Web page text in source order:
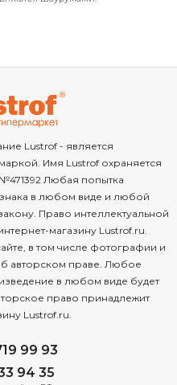
Lustrof - является
Имя Lustrof охраняется
Любая попытка
в любом виде и любой
Право интеллектуальной
магазину Lustrof.ru.
в том числе фотографии и
авторском праве. Любое
в любом виде будет
право принадлежит
Lustrof.ru.
99 93
94 35